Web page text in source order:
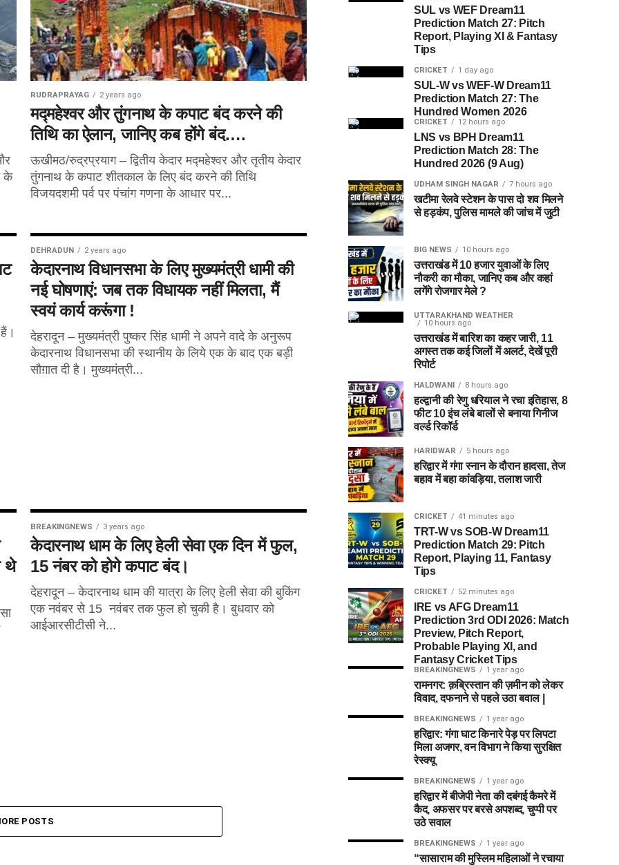
के
RUDRAPRAYAG 2 years ago
मद्महेश्वर और तुंगनाथ के कपाट बंद करने की
तिथि का ऐलान, जानिए कब होंगे बंद….
ऊखीमठ/रुद्रप्रयाग – द्वितीय केदार मद्महेश्वर और तृतीय केदार
तुंगनाथ के कपाट शीतकाल के लिए बंद करने की तिथि
विजयदशमी पर्व पर पंचांग गणना के आधार पर...
DEHRADUN 2 years ago
केदारनाथ विधानसभा के लिए मुख्यमंत्री धामी की
नई घोषणाएं: जब तक विधायक नहीं मिलता, मैं
स्वयं कार्य करूंगा !
देहरादून – मुख्यमंत्री पुष्कर सिंह धामी ने अपने वादे के अनुरूप
केदारनाथ विधानसभा की स्थानीय के लिये एक के बाद एक बड़ी
सौग़ात दी है। मुख्यमंत्री...
थे
BREAKINGNEWS 3 years ago
केदारनाथ धाम के लिए हेली सेवा एक दिन में फुल,
15 नंबर को होगे कपाट बंद।
देहरादून – केदारनाथ धाम की यात्रा के लिए हेली सेवा की बुकिंग
एक नवंबर से 15 नवंबर तक फुल हो चुकी है। बुधवार को
आईआरसीटीसी ने...
POSTS
SUL vs WEF Dream11
Prediction Match 27: Pitch
Report, Playing XI & Fantasy
Tips
CRICKET 1 day ago
SUL-W vs WEF-W Dream11
Prediction Match 27: The
Hundred Women 2026
CRICKET 12 hours ago
LNS vs BPH Dream11
Prediction Match 28: The
Hundred 2026 (9 Aug)
UDHAM SINGH NAGAR 7 hours ago
खटीमा रेलवे स्टेशन के पास दो शव मिलने
से हड़कंप, पुलिस मामले की जांच में जुटी
BIG NEWS 10 hours ago
उत्तराखंड में 10 हजार युवाओं के लिए
नौकरी का मौका, जानिए कब और कहां
लगेंगे रोजगार मेले ?
UTTARAKHAND WEATHER
10 hours ago
उत्तराखंड में बारिश का कहर जारी, 11
अगस्त तक कई जिलों में अलर्ट, देखें पूरी
रिपोर्ट
HALDWANI 8 hours ago
हल्द्वानी की रेणु धरियाल ने रचा इतिहास, 8
फीट 10 इंच लंबे बालों से बनाया गिनीज
वर्ल्ड रिकॉर्ड
HARIDWAR 5 hours ago
हरिद्वार में गंगा स्नान के दौरान हादसा, तेज
बहाव में बहा कांवड़िया, तलाश जारी
CRICKET 41 minutes ago
TRT-W vs SOB-W Dream11
Prediction Match 29: Pitch
Report, Playing 11, Fantasy
Tips
CRICKET 52 minutes ago
IRE vs AFG Dream11
Prediction 3rd ODI 2026: Match
Preview, Pitch Report,
Probable Playing XI, and
Fantasy Cricket Tips
BREAKINGNEWS 1 year ago
रामनगर: क़ब्रिस्तान की ज़मीन को लेकर
विवाद, दफनाने से पहले उठा बवाल |
BREAKINGNEWS 1 year ago
हरिद्वार: गंगा घाट किनारे पेड़ पर लिपटा
मिला अजगर, वन विभाग ने किया सुरक्षित
रेस्क्यू
BREAKINGNEWS 1 year ago
हरिद्वार में बीजेपी नेता की दबंगई कैमरे में
कैद, अफसर पर बरसे अपशब्द, चुप्पी पर
उठे सवाल
BREAKINGNEWS 1 year ago
“सासाराम की मुस्लिम महिलाओं ने रचाया